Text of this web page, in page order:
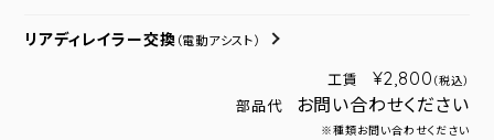
リアディレイラー交換 （電動アシスト）
工賃 ¥2,800 （税込）
部品代 お問い合わせください
※種類お問い合わせください